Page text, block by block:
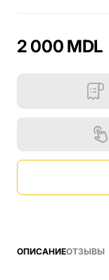
2 000 MDL
ОПИСАНИЕОТЗЫВЫ